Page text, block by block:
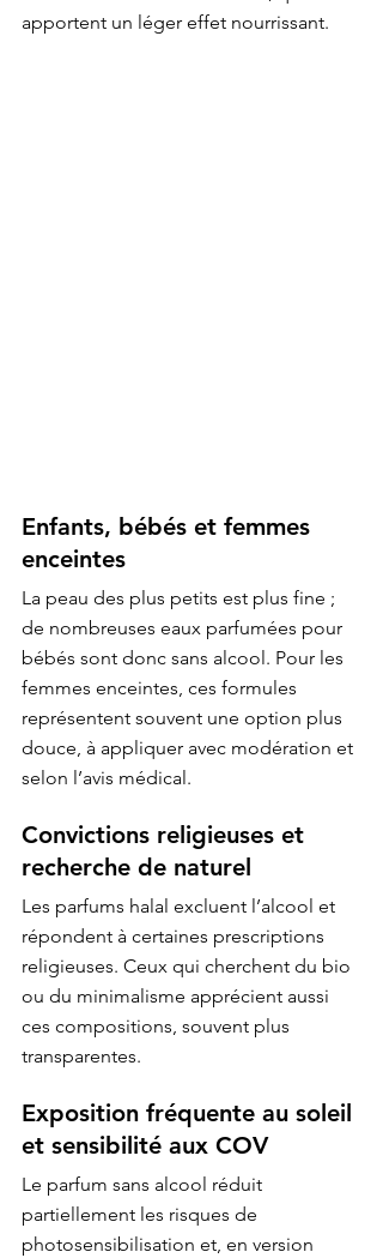
apportent un léger effet nourrissant.
Enfants, bébés et femmes
enceintes
La peau des plus petits est plus fine ;
de nombreuses eaux parfumées pour
bébés sont donc sans alcool. Pour les
femmes enceintes, ces formules
représentent souvent une option plus
douce, à appliquer avec modération et
selon l’avis médical.
Convictions religieuses et
recherche de naturel
Les parfums halal excluent l’alcool et
répondent à certaines prescriptions
religieuses. Ceux qui cherchent du bio
ou du minimalisme apprécient aussi
ces compositions, souvent plus
transparentes.
Exposition fréquente au soleil
et sensibilité aux COV
Le parfum sans alcool réduit
partiellement les risques de
photosensibilisation et, en version